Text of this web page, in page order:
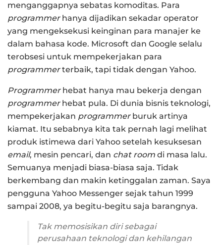
menganggapnya sebatas komoditas. Para
programmerhanya dijadikan sekadar operator
yang mengeksekusi keinginan para manajer ke
dalam bahasa kode. Microsoft dan Google selalu
terobsesi untuk mempekerjakan para
programmerterbaik, tapi tidak dengan Yahoo.
Programmerhebat hanya mau bekerja dengan
programmerhebat pula. Di dunia bisnis teknologi,
mempekerjakan programmerburuk artinya
kiamat. Itu sebabnya kita tak pernah lagi melihat
produk istimewa dari Yahoo setelah kesuksesan
email, mesin pencari, dan chat room di masa lalu.
Semuanya menjadi biasa-biasa saja. Tidak
berkembang dan makin ketinggalan zaman. Saya
pengguna Yahoo Messenger sejak tahun 1999
sampai 2008, ya begitu-begitu saja barangnya.
Tak memosisikan diri sebagai
perusahaan teknologi dan kehilangan